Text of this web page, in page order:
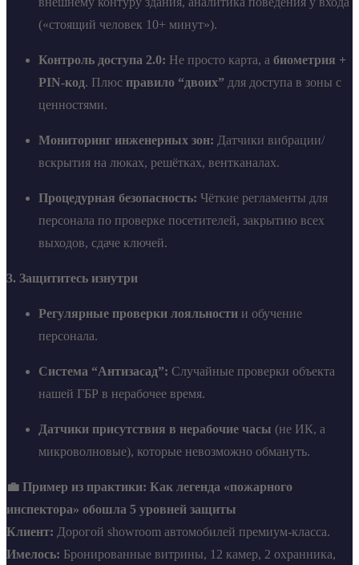
(«стоящий человек 10+ минут»).
Контроль доступа 2.0: Не просто карта, а биометрия +
PIN-код. Плюс правило “двоих” для доступа в зоны с
ценностями.
Мониторинг инженерных зон: Датчики вибрации/
вскрытия на люках, решётках, вентканалах.
Процедурная безопасность: Чёткие регламенты для
персонала по проверке посетителей, закрытию всех
выходов, сдаче ключей.
3. Защититесь изнутри
Регулярные проверки лояльности и обучение
персонала.
Система “Антизасад”: Случайные проверки объекта
нашей ГБР в нерабочее время.
Датчики присутствия в нерабочие часы (не ИК, а
микроволновые), которые невозможно обмануть.
💼 Пример из практики: Как легенда «пожарного
инспектора» обошла 5 уровней защиты
Клиент: Дорогой showroom автомобилей премиум-класса.
Имелось: Бронированные витрины, 12 камер, 2 охранника,